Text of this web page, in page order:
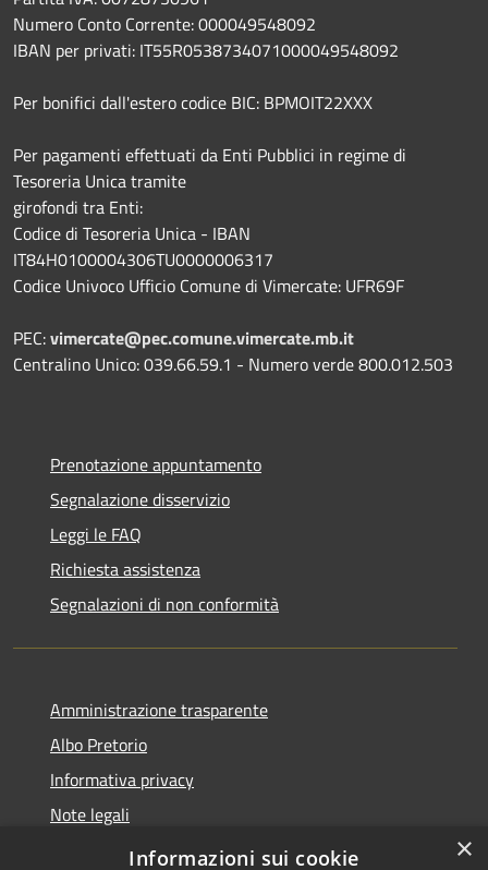
Numero Conto Corrente: 000049548092
IBAN per privati: IT55R0538734071000049548092
Per bonifici dall'estero codice BIC: BPMOIT22XXX
Per pagamenti effettuati da Enti Pubblici in regime di
Tesoreria Unica tramite
girofondi tra Enti:
Codice di Tesoreria Unica - IBAN
IT84H0100004306TU0000006317
Codice Univoco Ufficio Comune di Vimercate: UFR69F
PEC:vimercate@pec.comune.vimercate.mb.it
Centralino Unico: 039.66.59.1 - Numero verde 800.012.503
Prenotazione appuntamento
Segnalazione disservizio
Leggi le FAQ
Richiesta assistenza
Segnalazioni di non conformità
Amministrazione trasparente
Albo Pretorio
Informativa privacy
Note legali
Dichiarazione di accessibilità
×
Informazioni sui cookie